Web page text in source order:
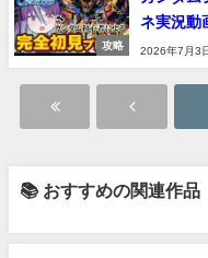
攻略
ネ実況動
2026年7月3
📚 おすすめの関連作品